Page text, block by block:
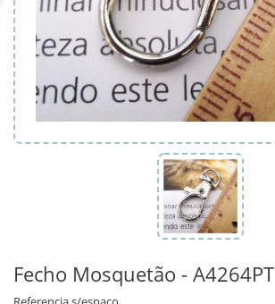
Fecho Mosquetão - A4264PT